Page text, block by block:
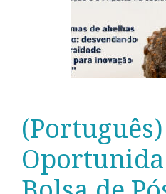
(Português)